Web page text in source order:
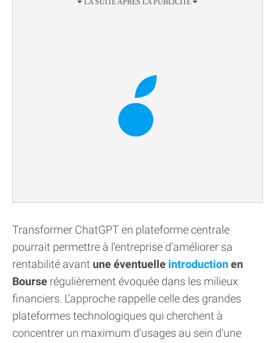
Transformer ChatGPT en plateforme centrale
pourrait permettre à l'entreprise d'améliorer sa
rentabilité avant une éventuelle introductionen
Bourse régulièrement évoquée dans les milieux
financiers. L'approche rappelle celle des grandes
plateformes technologiques qui cherchent à
concentrer un maximum d'usages au sein d'une